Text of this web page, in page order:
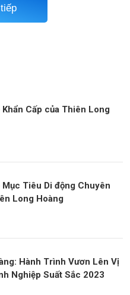
Khẩn Cấp của Thiên Long
Mục Tiêu Di động Chuyên
Long Hoàng
Hành Trình Vươn Lên Vị
Nghiệp Suất Sắc 2023